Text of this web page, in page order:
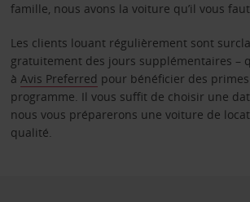
famille, nous avons la voiture qu’il vous
Les clients louant régulièrement sont
gratuitement des jours supplémentaires –
à Avis Preferred pour bénéficier des
programme. Il vous suffit de choisir une
nous vous préparerons une voiture de
qualité.